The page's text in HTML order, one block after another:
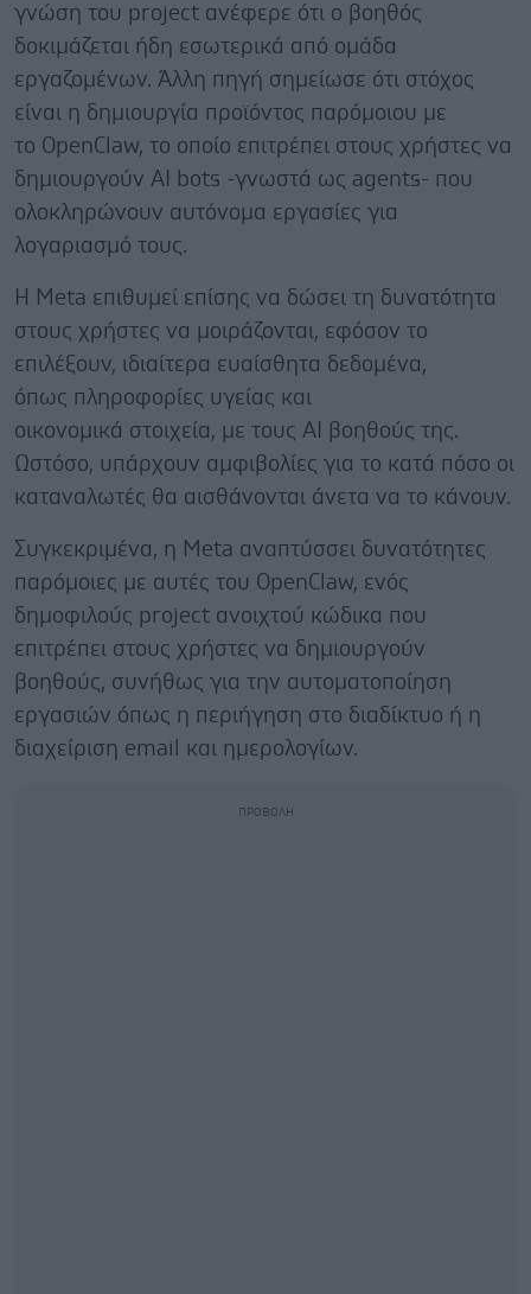
γνώση του project ανέφερε ότι ο βοηθός
δοκιμάζεται ήδη εσωτερικά από ομάδα
εργαζομένων. Άλλη πηγή σημείωσε ότι στόχος
είναι η δημιουργία προϊόντος παρόμοιου με
το OpenClaw, το οποίο επιτρέπει στους χρήστες να
δημιουργούν AI bots -γνωστά ως agents- που
ολοκληρώνουν αυτόνομα εργασίες για
λογαριασμό τους.
Η Meta επιθυμεί επίσης να δώσει τη δυνατότητα
στους χρήστες να μοιράζονται, εφόσον το
επιλέξουν, ιδιαίτερα ευαίσθητα δεδομένα,
όπως πληροφορίες υγείας και
οικονομικά στοιχεία, με τους AI βοηθούς της.
Ωστόσο, υπάρχουν αμφιβολίες για το κατά πόσο οι
καταναλωτές θα αισθάνονται άνετα να το κάνουν.
Συγκεκριμένα, η Meta αναπτύσσει δυνατότητες
παρόμοιες με αυτές του OpenClaw, ενός
δημοφιλούς project ανοιχτού κώδικα που
επιτρέπει στους χρήστες να δημιουργούν
βοηθούς, συνήθως για την αυτοματοποίηση
εργασιών όπως η περιήγηση στο διαδίκτυο ή η
διαχείριση email και ημερολογίων.